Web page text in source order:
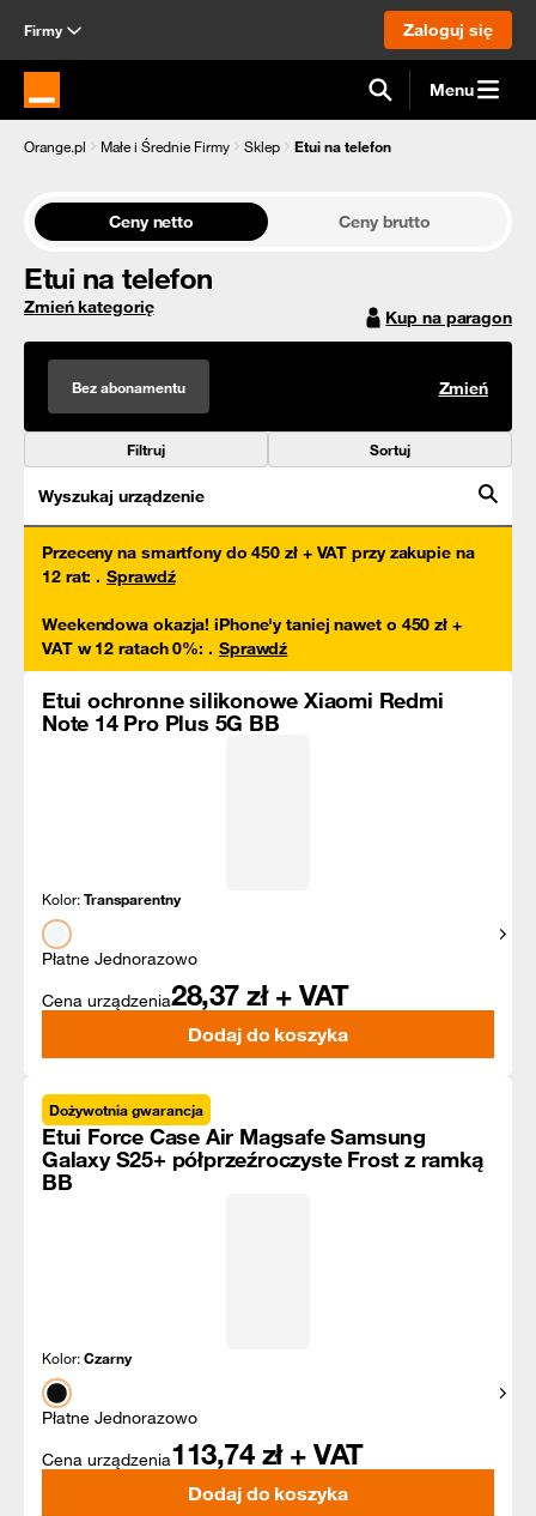
Firmy Zaloguj się
Strona główna Orange.pl Menu
Orange.pl Małe i Średnie Firmy Sklep Etui na telefon
Ceny netto Ceny brutto
Etui na telefon
Zmień kategorię Kup na paragon
Bez abonamentu Zmień
Filtruj Sortuj
Wyszukaj urządzenie
Przeceny na smartfony do 450 zł + VAT przy zakupie na
12 rat: . Sprawdź
Weekendowa okazja! iPhone'y taniej nawet o 450 zł +
VAT w 12 ratach 0%: . Sprawdź
Etui ochronne silikonowe Xiaomi Redmi
Note 14 Pro Plus 5G BB
Kolor:Transparentny
Płatne Jednorazowo
Cena urządzenia28,37 zł + VAT
Dodaj do koszyka
Dożywotnia gwarancja
Etui Force Case Air Magsafe Samsung
Galaxy S25+ półprzeźroczyste Frost z ramką
BB
Kolor:Czarny
Płatne Jednorazowo
Cena urządzenia113,74 zł + VAT
Dodaj do koszyka